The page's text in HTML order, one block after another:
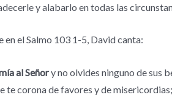
y alabarlo en todas las
en el Salmo 103 1-5, David canta:
al Señory no olvides ninguno de sus
te corona de favores y de